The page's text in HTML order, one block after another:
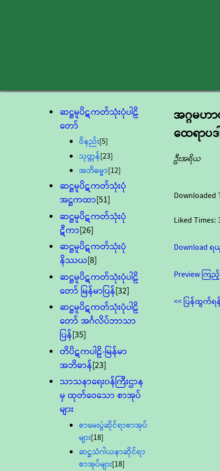
ဆဋ္ဌမူပိဋကတ်သုံးပုံပါဠိ
တော်
ဝိနည်း[5]
သုတ္တန်[23]
အဘိဓမ္မာ[12]
ဆဋ္ဌမူပိဋကတ်သုံးပုံ
အဋ္ဌကထာ[51]
ဆဋ္ဌမူပိဋကတ်သုံးပုံ
ဋီကာ[26]
ဆဋ္ဌမူပိဋကတ်သုံးပုံ
နိဿယ[8]
ဆဋ္ဌမူပိဋကတ်သုံးပုံပါဠိ
တော် မြန်မာပြန်[32]
ဆဋ္ဌမူပိဋကတ်သုံးပုံပါဠိ
တော် အင်္ဂလိပ်ဘာသာ
ပြန်[35]
တိပိဋကပါဠိ-မြန်မာ
အဘိဓာန်[23]
သာသနာရေး၀န်ကြီးဌာန
မှ ထုတ်ဝေသော စာအုပ်
များ
စာမေးပွဲဆိုင်ရာစာအုပ်
များ[18]
ဆဋ္ဌသံဂါယနာဆိုင်ရာ
စာအုပ်များ[18]
အဂ္ဂမဟ
ထေရာပဒ
ဦးအရိယ
Downloaded
Liked Times:
Download
Preview ကြ
<< ပြန်ထွက်ရ